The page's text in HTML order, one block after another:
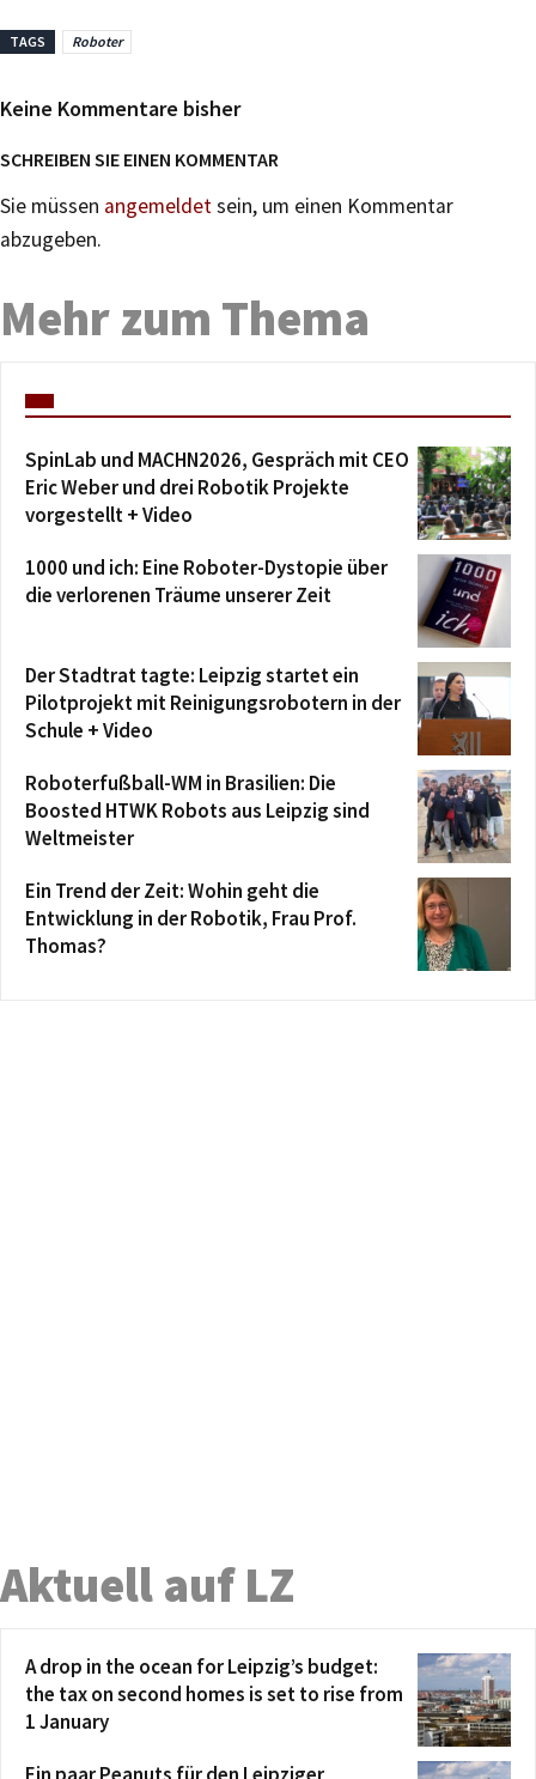
TAGS Roboter
Keine Kommentare bisher
SCHREIBEN SIE EINEN KOMMENTAR
Sie müssen angemeldetsein, um einen Kommentar
abzugeben.
Mehr zum Thema
SpinLab und MACHN2026, Gespräch mit CEO
Eric Weber und drei Robotik Projekte
vorgestellt + Video
1000 und ich: Eine Roboter-Dystopie über
die verlorenen Träume unserer Zeit
Der Stadtrat tagte: Leipzig startet ein
Pilotprojekt mit Reinigungsrobotern in der
Schule + Video
Roboterfußball-WM in Brasilien: Die
Boosted HTWK Robots aus Leipzig sind
Weltmeister
Ein Trend der Zeit: Wohin geht die
Entwicklung in der Robotik, Frau Prof.
Thomas?
Aktuell auf LZ
A drop in the ocean for Leipzig’s budget:
the tax on second homes is set to rise from
1 January